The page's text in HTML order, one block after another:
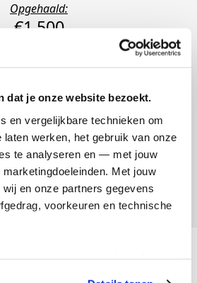
dat je onze website bezoekt.
en vergelijkbare technieken om
laten werken, het gebruik van onze
te analyseren en — met jouw
Met jouw
en onze partners gegevens
voorkeuren en technische
Opgehaald:
€1.500
Dommelen
Opgehaald:
€209